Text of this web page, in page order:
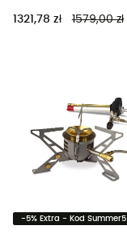
1321,78 zł 1579,00 zł
-5% Extra - Kod Summer5